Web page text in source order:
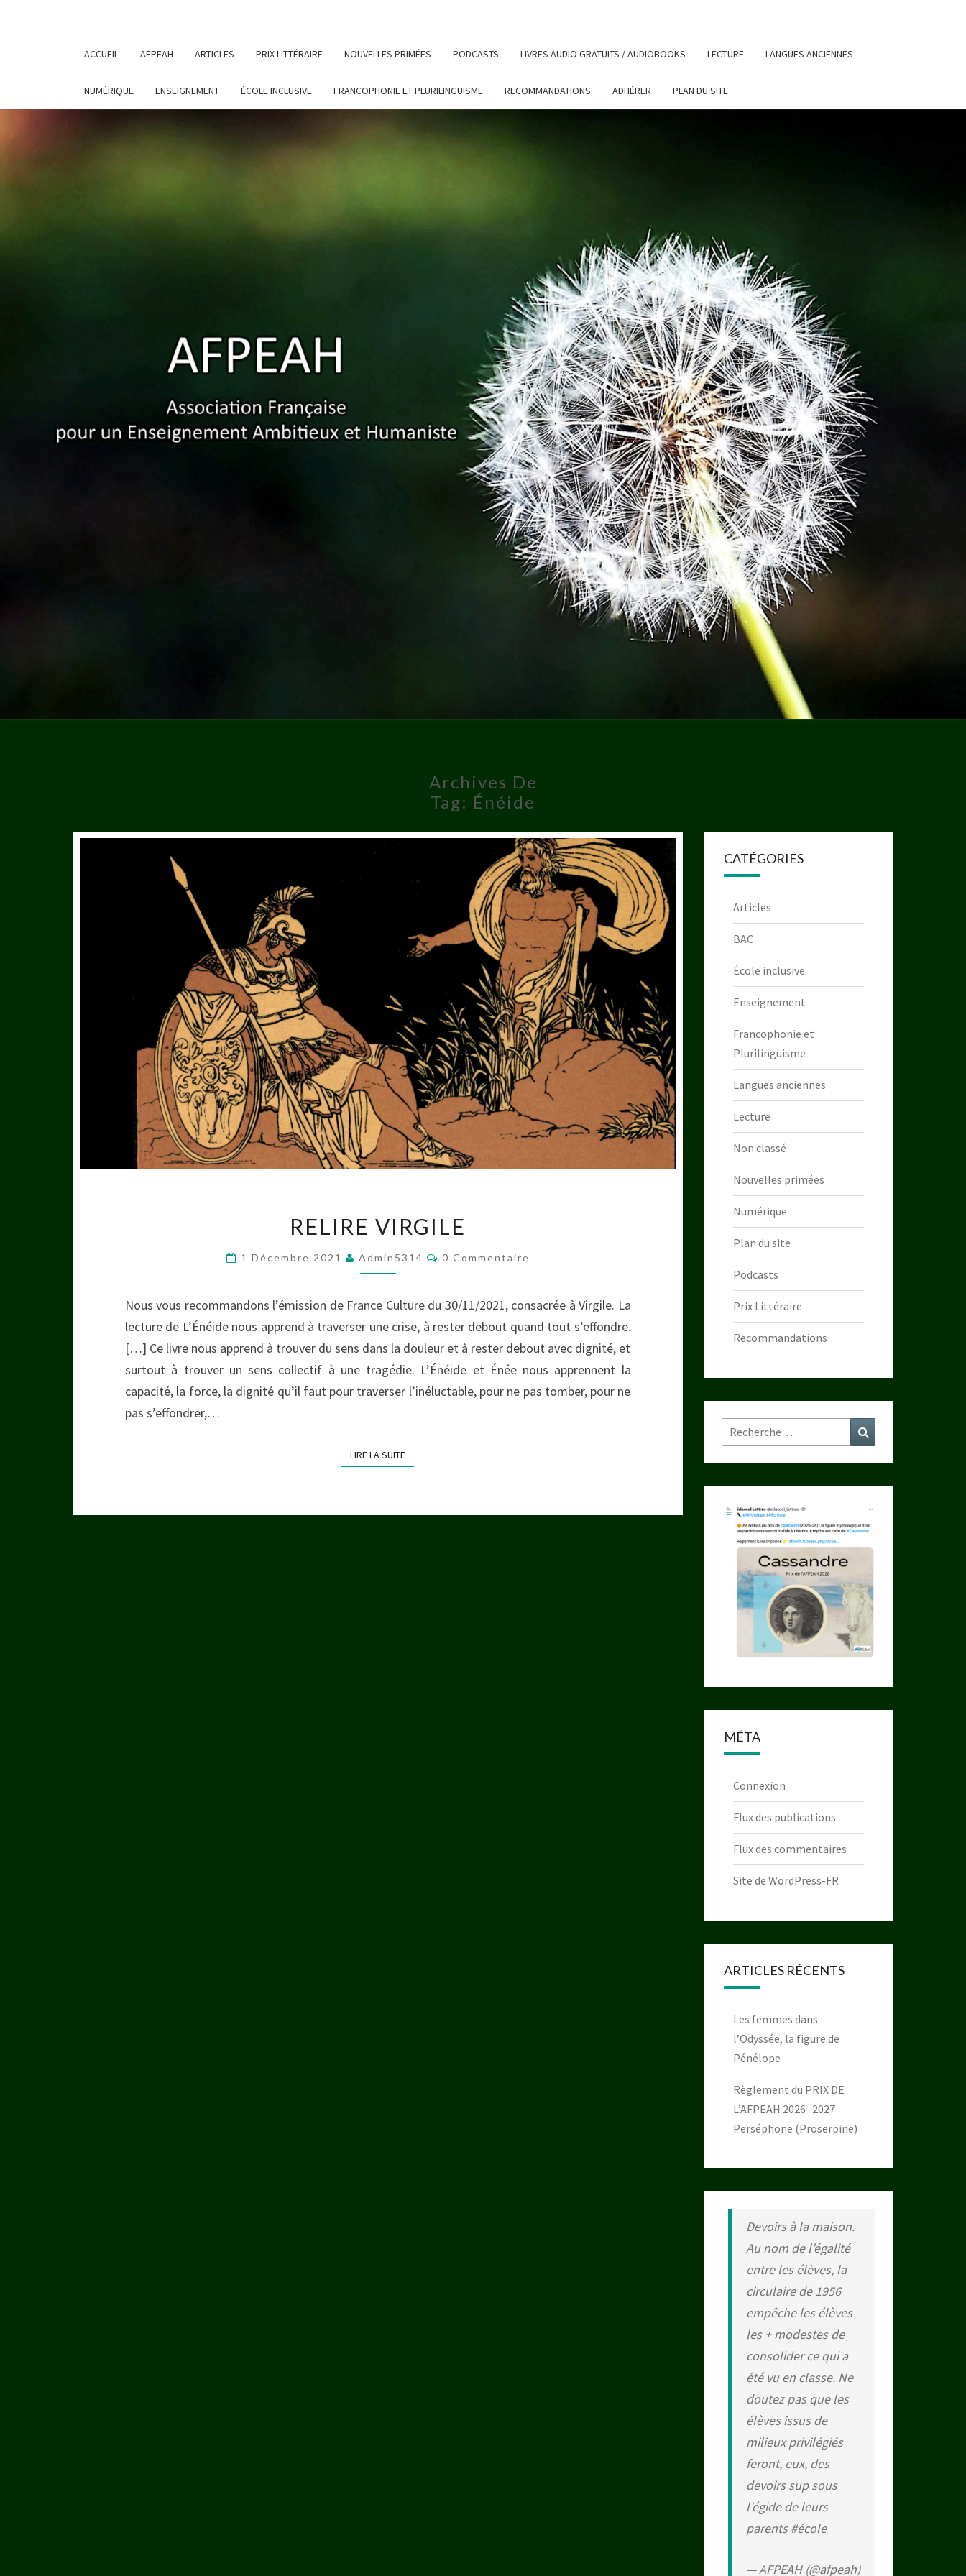
ACCUEIL AFPEAH ARTICLES PRIX LITTÉRAIRE NOUVELLES PRIMÉES PODCASTS LIVRES AUDIO GRATUITS / AUDIOBOOKS LECTURE LANGUES ANCIENNES
NUMÉRIQUE ENSEIGNEMENT ÉCOLE INCLUSIVE FRANCOPHONIE ET PLURILINGUISME RECOMMANDATIONS ADHÉRER PLAN DU SITE
Association
Française
Pour Un
Enseignement
Ambitieux Et
Humaniste
Archives De
Tag: Énéide
VIRGILE
RELIRE VIRGILE
1 Décembre 2021 Admin5314 Commentaires
0 Commentaire
Nous vous recommandons l’émission de France Culture du 30/11/2021, consacrée à Virgile. La
lecture de L’Énéide nous apprend à traverser une crise, à rester debout quand tout s’effondre.
[…] Ce livre nous apprend à trouver du sens dans la douleur et à rester debout avec dignité, et
surtout à trouver un sens collectif à une tragédie. L’Énéide et Énée nous apprennent la
capacité, la force, la dignité qu’il faut pour traverser l’inéluctable, pour ne pas tomber, pour ne
pas s’effondrer,…
LIRE LA SUITELIRE LA SUITE
CATÉGORIES
Articles
BAC
École inclusive
Enseignement
Francophonie et
Plurilinguisme
Langues anciennes
Lecture
Non classé
Nouvelles primées
Numérique
Plan du site
Podcasts
Prix Littéraire
Recommandations
Rechercher :
MÉTA
Connexion
Flux des publications
Flux des commentaires
Site de WordPress-FR
ARTICLES RÉCENTS
Les femmes dans
l’Odyssée, la figure de
Pénélope
Règlement du PRIX DE
L’AFPEAH 2026- 2027
Perséphone (Proserpine)
Devoirs à la maison.
Au nom de l’égalité
entre les élèves, la
circulaire de 1956
empêche les élèves
les + modestes de
consolider ce qui a
été vu en classe. Ne
doutez pas que les
élèves issus de
milieux privilégiés
feront, eux, des
devoirs sup sous
l'égide de leurs
parents#école
— AFPEAH (@afpeah)